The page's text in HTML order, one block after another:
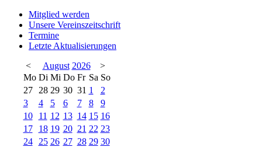
Mitglied werden
Unsere Vereinszeitschrift
Termine
Letzte Aktualisierungen
<
August 2026
>
Mo Di Mi Do Fr Sa So
27
28 29 30 31 1
2
3
4 5 6 7 8
9
10
11 12 13 14 15 16
17
18 19 20 21 22 23
24
25 26 27 28 29 30